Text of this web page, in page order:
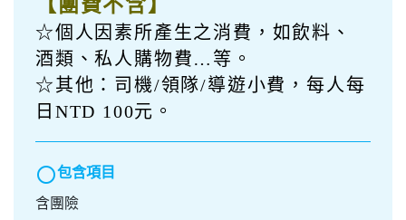
☆交通：大型遊覽車車資及過路費
用。
☆住宿：東埔帝綸飯店一晚。。
☆景點：表列行程
保額新臺幣 250 萬、意外醫療保額新
臺幣 20 萬】。